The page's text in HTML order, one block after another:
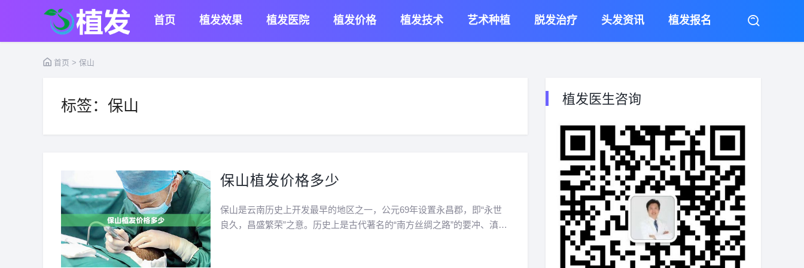
首页 植发效果 植发医院 植发价格 植发技术 艺术种植 脱发治疗 头发资讯 植发报名
首页 > 保山
标签：保山
保山植发价格多少
保山是云南历史上开发最早的地区之一，公元69年设置永昌郡，即“永世
良久，昌盛繁荣”之意。历史上是古代著名的“南方丝绸之路”的要冲、滇西
植发医生咨询